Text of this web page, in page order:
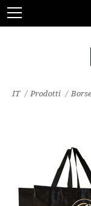
IT / Prodotti / Borse